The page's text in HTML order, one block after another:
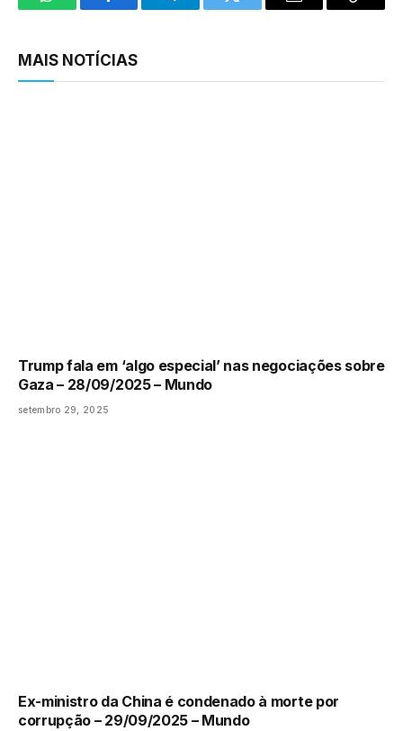
WhatsAppFacebookTelegramTwitter Email
Copy
MAIS NOTÍCIAS
Trump fala em ‘algo especial’ nas negociações sobre
Gaza – 28/09/2025 – Mundo
setembro 29, 2025
Ex-ministro da China é condenado à morte por
corrupção – 29/09/2025 – Mundo